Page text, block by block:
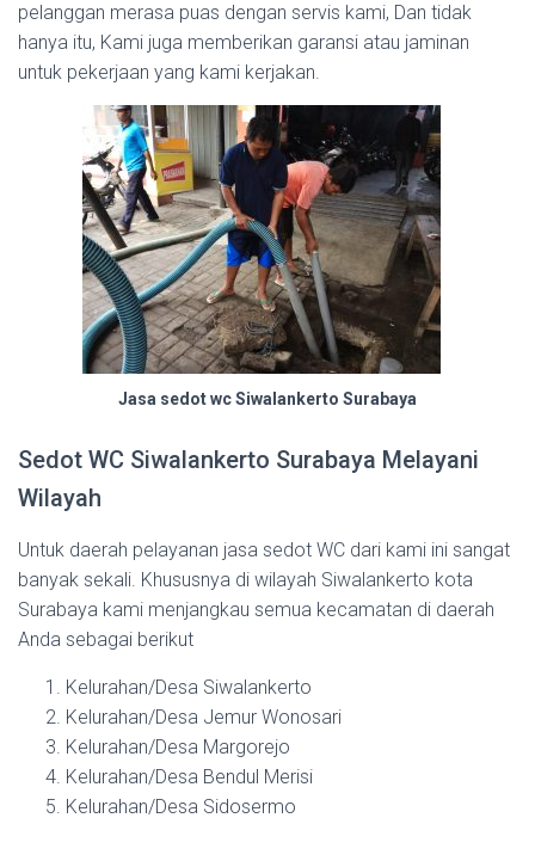
pelanggan merasa puas dengan servis kami, Dan tidak
hanya itu, Kami juga memberikan garansi atau jaminan
untuk pekerjaan yang kami kerjakan.
Jasa sedot wc Siwalankerto Surabaya
Sedot WC Siwalankerto Surabaya Melayani
Wilayah
Untuk daerah pelayanan jasa sedot WC dari kami ini sangat
banyak sekali. Khususnya di wilayah Siwalankerto kota
Surabaya kami menjangkau semua kecamatan di daerah
Anda sebagai berikut
Kelurahan/Desa Siwalankerto
Kelurahan/Desa Jemur Wonosari
Kelurahan/Desa Margorejo
Kelurahan/Desa Bendul Merisi
Kelurahan/Desa Sidosermo